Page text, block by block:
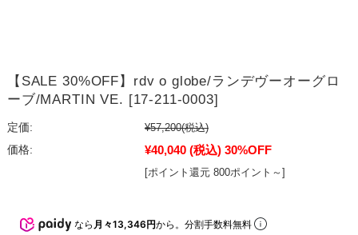
【SALE 30%OFF】rdv o globe/ランデヴーオーグロ
ーブ/MARTIN VE. [17-211-0003]
定価: ¥57,200(税込)
価格:
¥40,040 (税込) 30%OFF
[ポイント還元 800ポイント～]
なら 月々13,346円から。分割手数料無料